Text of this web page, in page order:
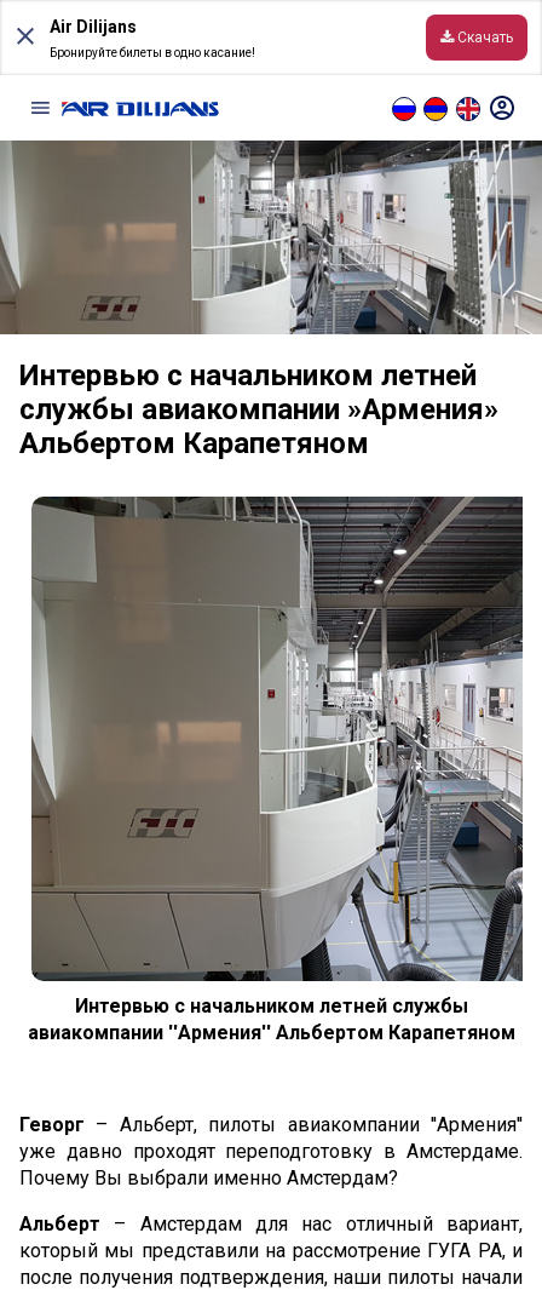
content
Air Dilijans
Бронируйте билеты в одно касание!
Скачать
Условия перевозки
Направления
Онлайн табло
О компании
О компании
Наш флот
Экипаж
Новости
Блог
Часто задаваемые вопросы
Kонтакты
Онлайн-сервисы
Онлайн-Регистрация
Мое бронирование
Специальные услуги
Интервью с начальником летней
службы авиакомпании »Армения»
Альбертом Карапетяном
Интервью с начальником летней службы
авиакомпании ''Армения'' Альбертом Карапетяном
Геворг – Альберт, пилоты авиакомпании ''Армения''
уже давно проходят переподготовку в Амстердаме.
Почему Вы выбрали именно Амстердам?
Альберт – Амстердам для нас отличный вариант,
который мы представили на рассмотрение ГУГА РА, и
после получения подтверждения, наши пилоты начали